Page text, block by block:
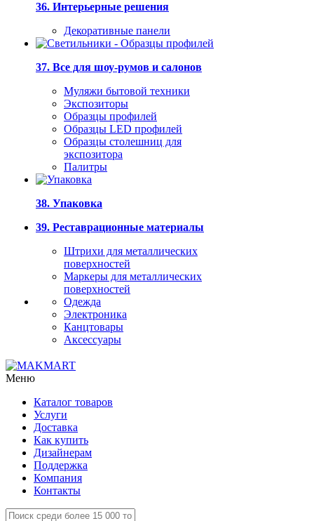
36. Интерьерные решения
Декоративные панели
37. Все для шоу-румов и салонов
Муляжи бытовой техники
Экспозиторы
Образцы профилей
Образцы LED профилей
Образцы столешниц для
экспозитора
Палитры
38. Упаковка
39. Реставрационные материалы
Штрихи для металлических
поверхностей
Маркеры для металлических
поверхностей
Одежда
Электроника
Канцтовары
Аксессуары
Меню
Каталог товаров
Услуги
Доставка
Как купить
Дизайнерам
Поддержка
Компания
Контакты